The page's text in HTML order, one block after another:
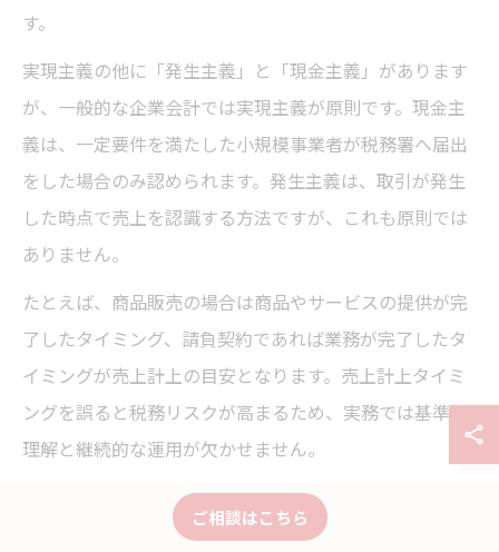
す。
実現主義の他に「発生主義」と「現金主義」があります
が、一般的な企業会計では実現主義が原則です。現金主
義は、一定要件を満たした小規模事業者が税務署へ届出
をした場合のみ認められます。発生主義は、取引が発生
した時点で売上を認識する方法ですが、これも原則では
ありません。
たとえば、商品販売の場合は商品やサービスの提供が完
了したタイミング、請負契約であれば業務が完了したタ
イミングが売上計上の目安となります。売上計上タイミ
ングを誤ると税務リスクが高まるため、実務では基準の
理解と継続的な運用が欠かせません。
収益認識基準と売上計上基準の実務的違い
ご相談はこちら